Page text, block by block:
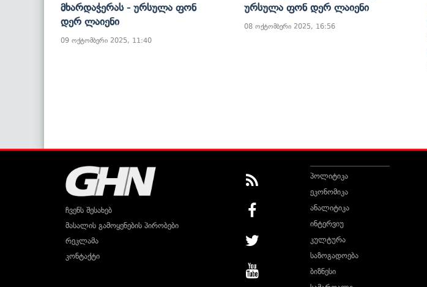
Მხარდაჭერას - Ურსულა Ფონ
Დერ Ლაიენი
09 ოქტომბერი 2025, 11:40
Ურსულა Ფონ Დერ Ლაიენი
08 ოქტომბერი 2025, 16:56
ჩვენს შესახებ
მასალის გამოყენების პირობები
რეკლამა
კონტაქტი
პოლიტიკა
ეკონომიკა
ანალიტიკა
ინტერვიუ
კულტურა
საზოგადოება
ბიზნესი